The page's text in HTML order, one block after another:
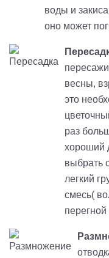
воды и
оно может
весны,
это
раз
хороший
выбрать
легкий
смесь(